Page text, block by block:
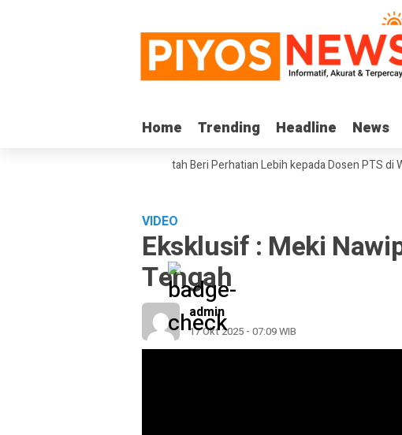
Home Trending Headline News
Home Trending Headline News
III DPD RI Minta Pemerintah Beri Perhatian Lebih kepada Dosen PTS di
VIDEO
Eksklusif : Meki
Tengah
admin
17 Okt 2025 - 07:09 WIB